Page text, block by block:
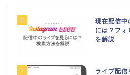
1
現在配信中
には？フォ
を解説
2
ライブ配信